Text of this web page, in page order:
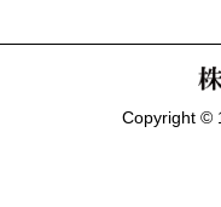
Copyright ©